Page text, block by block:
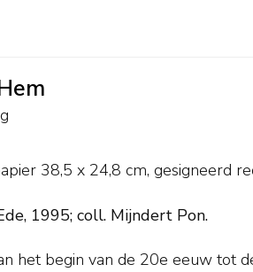
38,5 x 24,8 cm, gesigneerd
1995; coll. Mijndert Pon.
het begin van de 20e eeuw tot
van 1917 tot 1919 werd hij